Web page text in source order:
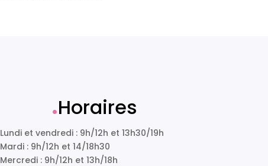
.Horaires
Lundi et vendredi : 9h/12h et 13h30/19h
Mardi : 9h/12h et 14/18h30
Mercredi : 9h/12h et 13h/18h